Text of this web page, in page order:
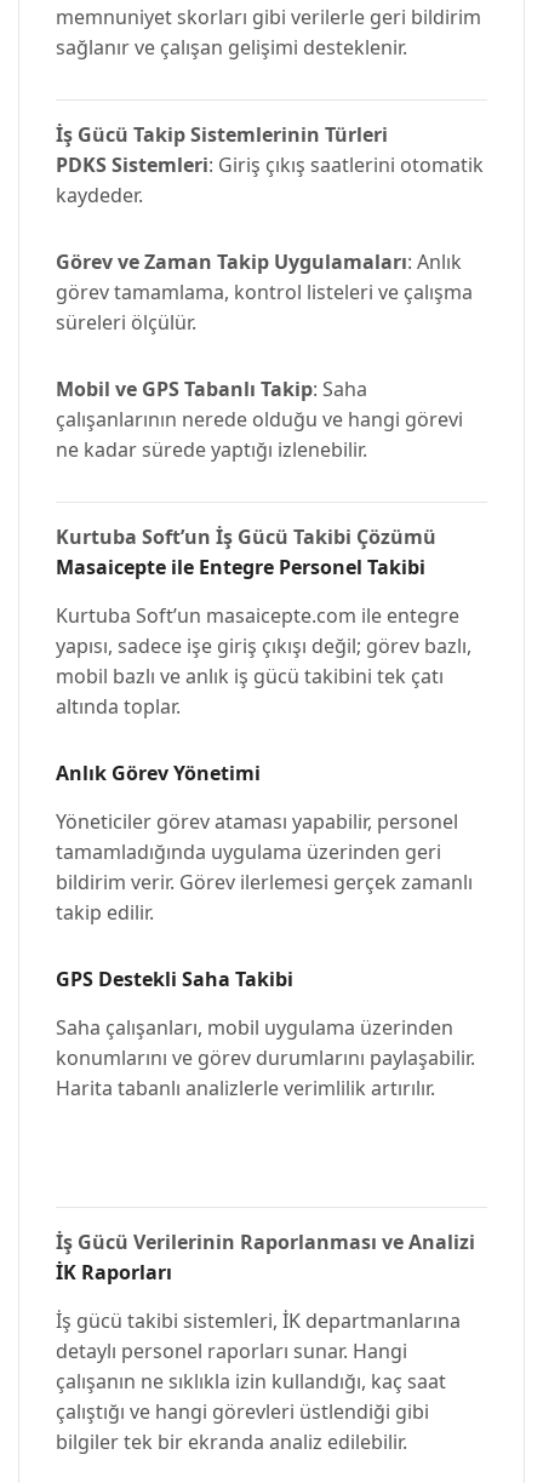
memnuniyet skorları gibi verilerle geri bildirim
sağlanır ve çalışan gelişimi desteklenir.
İş Gücü Takip Sistemlerinin Türleri
PDKS Sistemleri: Giriş çıkış saatlerini otomatik
kaydeder.
Görev ve Zaman Takip Uygulamaları: Anlık
görev tamamlama, kontrol listeleri ve çalışma
süreleri ölçülür.
Mobil ve GPS Tabanlı Takip: Saha
çalışanlarının nerede olduğu ve hangi görevi
ne kadar sürede yaptığı izlenebilir.
Kurtuba Soft’un İş Gücü Takibi Çözümü
Masaicepte ile Entegre Personel Takibi
Kurtuba Soft’un masaicepte.com ile entegre
yapısı, sadece işe giriş çıkışı değil; görev bazlı,
mobil bazlı ve anlık iş gücü takibini tek çatı
altında toplar.
Anlık Görev Yönetimi
Yöneticiler görev ataması yapabilir, personel
tamamladığında uygulama üzerinden geri
bildirim verir. Görev ilerlemesi gerçek zamanlı
takip edilir.
GPS Destekli Saha Takibi
Saha çalışanları, mobil uygulama üzerinden
konumlarını ve görev durumlarını paylaşabilir.
Harita tabanlı analizlerle verimlilik artırılır.
İş Gücü Verilerinin Raporlanması ve Analizi
İK Raporları
İş gücü takibi sistemleri, İK departmanlarına
detaylı personel raporları sunar. Hangi
çalışanın ne sıklıkla izin kullandığı, kaç saat
çalıştığı ve hangi görevleri üstlendiği gibi
bilgiler tek bir ekranda analiz edilebilir.